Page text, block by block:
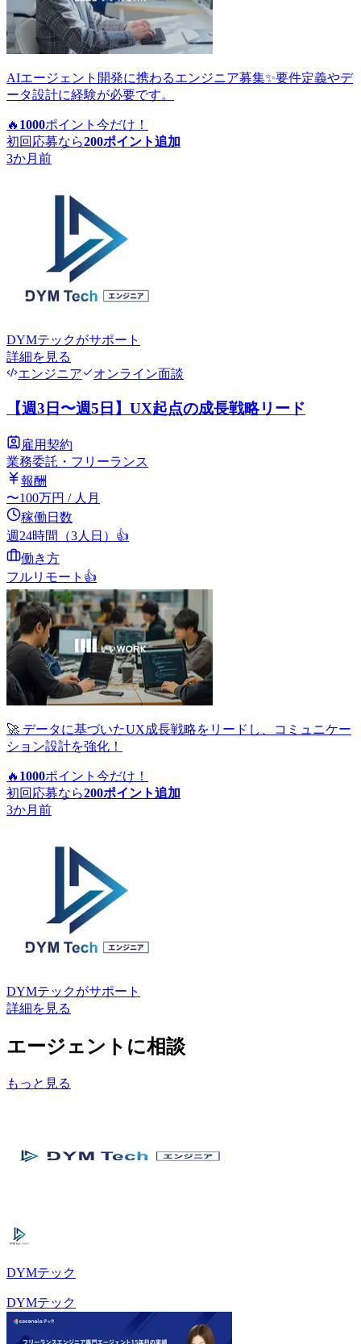
AIエージェント開発に携わるエンジニア募集✨要件定義やデ
ータ設計に経験が必要です。
🔥 1000ポイント 今だけ！
初回応募なら200ポイント追加
3か月前
DYMテックがサポート
詳細を見る
エンジニア
オンライン面談
【週3日〜週5日】UX起点の成長戦略リード
雇用契約
業務委託・フリーランス
報酬
〜100万円 / 人月
稼働日数
週24時間（3人日） 👍
働き方
フルリモート 👍
🚀 データに基づいたUX成長戦略をリードし、コミュニケー
ション設計を強化！
🔥 1000ポイント 今だけ！
初回応募なら200ポイント追加
3か月前
DYMテックがサポート
詳細を見る
エージェントに相談
もっと見る
DYMテック
DYMテック